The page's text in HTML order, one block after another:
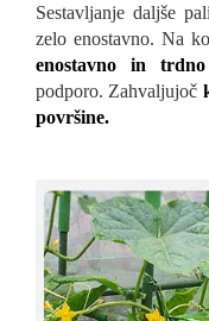
Sestavljanje daljše
zelo enostavno. Na
enostavno in
podporo. Zahvaljujoč
površine.